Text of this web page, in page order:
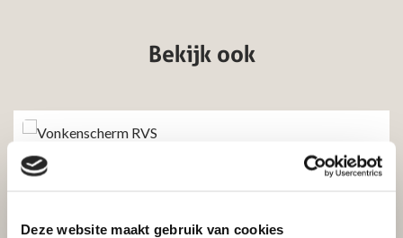
Deze website maakt gebruik van cookies
Bekijk ook
€171,49